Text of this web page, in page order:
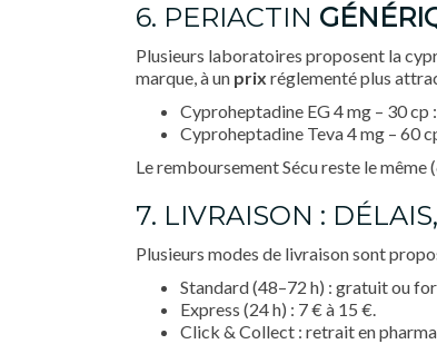
6. PERIACTIN
Plusieurs laboratoires proposent la
marque, à un prix réglementé plus
Cyproheptadine EG 4 mg – 30 cp
Cyproheptadine Teva 4 mg – 60
Le remboursement Sécu reste le
7. LIVRAISON :
Plusieurs modes de livraison sont
Standard (48–72 h) : gratuit ou
Express (24 h) : 7 € à 15 €.
Click & Collect : retrait en